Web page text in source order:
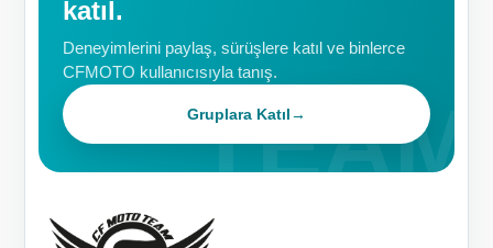
katıl.
Deneyimlerini paylaş, sürüşlere katıl ve binlerce
CFMOTO kullanıcısıyla tanış.
Gruplara Katıl→